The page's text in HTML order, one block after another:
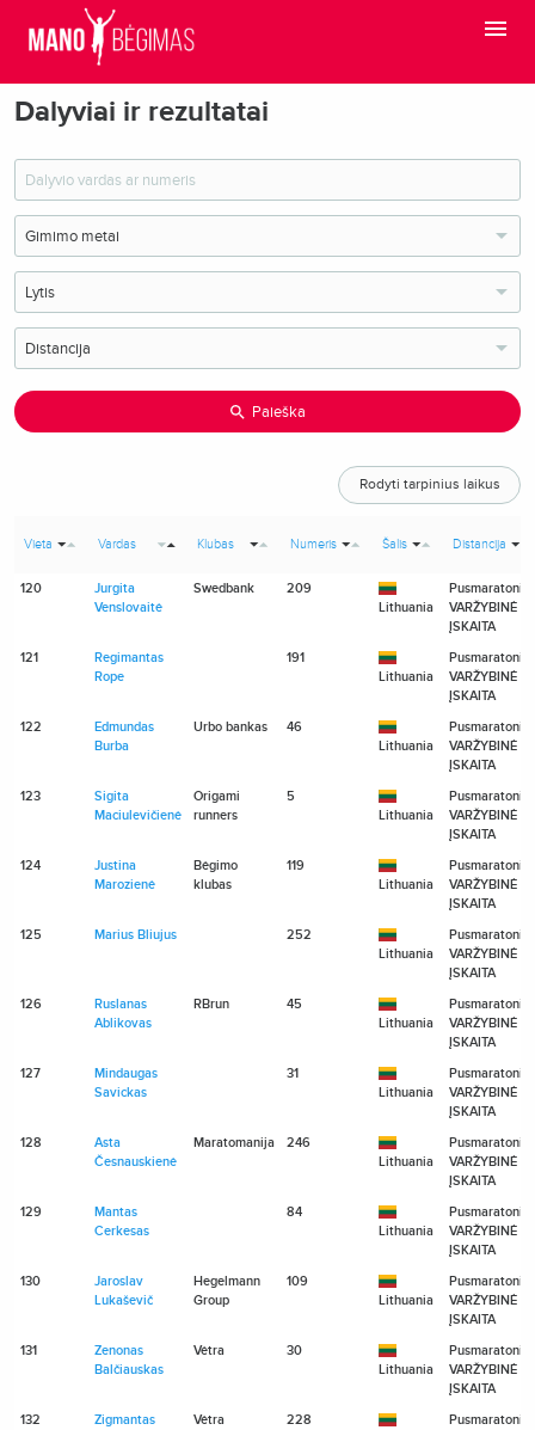
Dalyviai ir rezultatai
Paieška
Rodyti tarpinius laikus
Vieta Vardas Klubas Numeris Šalis Distancija
120
Jurgita
Venslovaitė
Swedbank
209
Lithuania
Pusmaratonis
VARŽYBINĖ
ĮSKAITA
121
Regimantas
Rope
191
Lithuania
Pusmaratonis
VARŽYBINĖ
ĮSKAITA
122
Edmundas
Burba
Urbo bankas
46
Lithuania
Pusmaratonis
VARŽYBINĖ
ĮSKAITA
123
Sigita
Maciulevičienė
Origami
runners
5
Lithuania
Pusmaratonis
VARŽYBINĖ
ĮSKAITA
124
Justina
Marozienė
Bėgimo
klubas
119
Lithuania
Pusmaratonis
VARŽYBINĖ
ĮSKAITA
125
Marius Bliujus
252
Lithuania
Pusmaratonis
VARŽYBINĖ
ĮSKAITA
126
Ruslanas
Ablikovas
RBrun
45
Lithuania
Pusmaratonis
VARŽYBINĖ
ĮSKAITA
127
Mindaugas
Savickas
31
Lithuania
Pusmaratonis
VARŽYBINĖ
ĮSKAITA
128
Asta
Česnauskienė
Maratomanija
246
Lithuania
Pusmaratonis
VARŽYBINĖ
ĮSKAITA
129
Mantas
Cerkesas
84
Lithuania
Pusmaratonis
VARŽYBINĖ
ĮSKAITA
130
Jaroslav
Lukaševič
Hegelmann
Group
109
Lithuania
Pusmaratonis
VARŽYBINĖ
ĮSKAITA
131
Zenonas
Balčiauskas
Vėtra
30
Lithuania
Pusmaratonis
VARŽYBINĖ
ĮSKAITA
132
Zigmantas
Vėtra
228
Pusmaratonis